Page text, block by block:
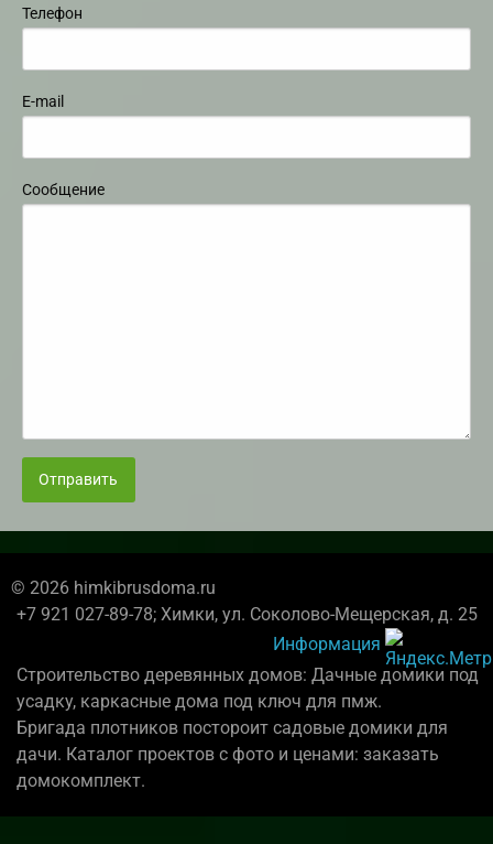
Телефон
E-mail
Сообщение
Отправить
© 2026 himkibrusdoma.ru
+7 921 027-89-78; Химки, ул. Соколово-Мещерская, д. 25
Информация
Строительство деревянных домов: Дачные домики под
усадку, каркасные дома под ключ для пмж.
Бригада плотников постороит садовые домики для
дачи. Каталог проектов с фото и ценами: заказать
домокомплект.